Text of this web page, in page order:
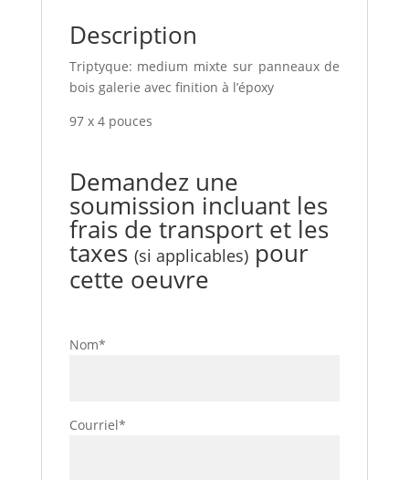
Description
Triptyque: medium mixte sur panneaux de
bois galerie avec finition à l’époxy
97 x 4 pouces
Demandez une
soumission incluant les
frais de transport et les
taxes (si applicables)pour
cette oeuvre
Nom*
Courriel*